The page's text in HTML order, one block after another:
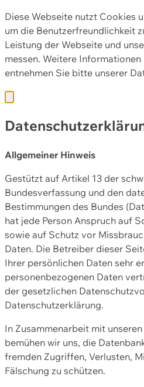
Diese Webseite nutzt Cookies
um die Benutzerfreundlichkeit
Leistung der Webseite und
messen. Weitere
entnehmen Sie bitte unserer
Allgemeiner Hinweis
Gestützt auf Artikel 13 der
Bundesverfassung und den
Bestimmungen des Bundes
hat jede Person Anspruch auf
sowie auf Schutz vor
Daten. Die Betreiber dieser
Ihrer persönlichen Daten sehr
personenbezogenen Daten
der gesetzlichen
Datenschutzerklärung.
In Zusammenarbeit mit
bemühen wir uns, die
fremden Zugriffen, Verlusten,
Fälschung zu schützen.